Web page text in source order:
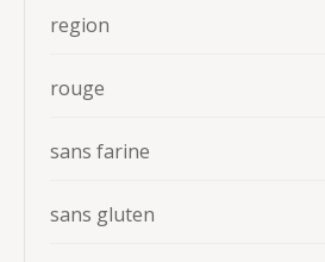
region
rouge
sans farine
sans gluten